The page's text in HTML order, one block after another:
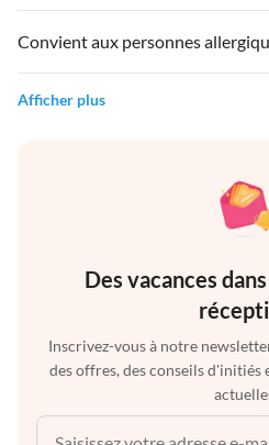
Convient aux personnes
Afficher plus
Des vacances
Inscrivez-vous à notre
des offres, des conseils d'initiés